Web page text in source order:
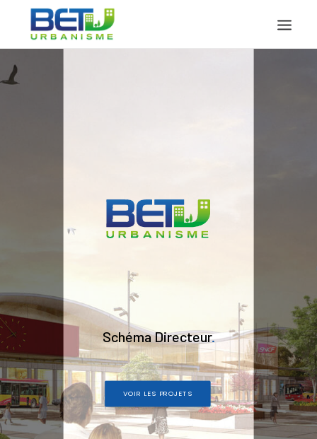
Schéma Directeur.
VOIR LES PROJETS